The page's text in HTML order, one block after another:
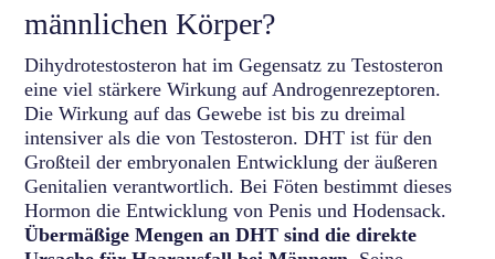
männlichen Körper?
Dihydrotestosteron hat im Gegensatz zu Testosteron
eine viel stärkere Wirkung auf Androgenrezeptoren.
Die Wirkung auf das Gewebe ist bis zu dreimal
intensiver als die von Testosteron. DHT ist für den
Großteil der embryonalen Entwicklung der äußeren
Genitalien verantwortlich. Bei Föten bestimmt dieses
Hormon die Entwicklung von Penis und Hodensack.
Übermäßige Mengen an DHT sind die direkte